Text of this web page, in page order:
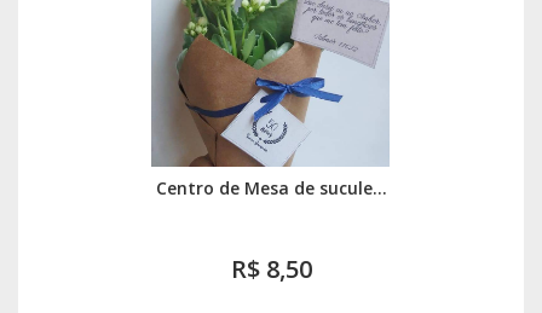
Centro de Mesa de sucule...
R$ 8,50